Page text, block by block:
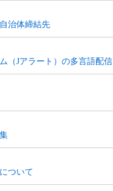
治体締結先
（Jアラート）の多言語配信
ついて